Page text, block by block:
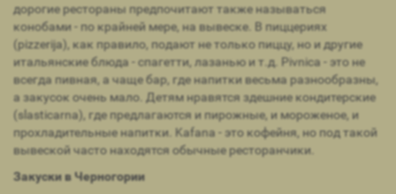
дорогие рестораны предпочитают также называться
конобами - по крайней мере, на вывеске. В пиццериях
(pizzerija), как правило, подают не только пиццу, но и другие
итальянские блюда - спагетти, лазанью и т.д. Pivnica - это не
всегда пивная, а чаще бар, где напитки весьма разнообразны,
а закусок очень мало. Детям нравятся здешние кондитерские
(slasticarna), где предлагаются и пирожные, и мороженое, и
прохладительные напитки. Kafana - это кофейня, но под такой
вывеской часто находятся обычные ресторанчики.
Закуски в Черногории